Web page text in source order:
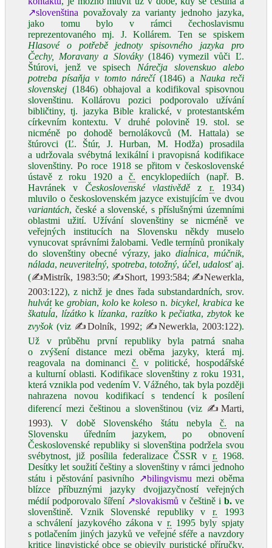
↗slovenština považovaly za varianty jednoho jazyka,
jako tomu bylo v rámci čechoslavismu
reprezentovaného mj. J. Kollárem. Ten se spiskem
Hlasové o potřebě jednoty spisovného jazyka pro
Čechy, Moravany a Slováky(1846) vymezil vůči Ľ.
Štúrovi, jenž ve spisech Nárečja slovenskuo alebo
potreba písaňja v tomto nárečí(1846) a Nauka reči
slovenskej (1846) obhajoval a kodifikoval spisovnou
slovenštinu. Kollárovu pozici podporovalo užívání
bibličtiny, tj. jazyka Bible kralické, v protestantském
církevním kontextu. V druhé polovině 19. stol. se
nicméně po dohodě bernolákovců (M. Hattala) se
štúrovci (Ľ. Štúr, J. Hurban, M. Hodža) prosadila
a udržovala svébytná lexikální i pravopisná kodifikace
slovenštiny. Po roce 1918 se přitom v československé
ústavě z roku 1920 ač. encyklopediích (např. B.
Havránek v Československé vlastivědě z r. 1934)
mluvilo o československém jazyce existujícím ve dvou
variantách, české a slovenské, s příslušnými územními
oblastmi užití. Užívání slovenštiny se nicméně ve
veřejných institucích na Slovensku někdy muselo
vynucovat správními žalobami. Vedle termínů pronikaly
do slovenštiny obecné výrazy, jakodiaĺnica, múčnik,
nálada,neuveriteĺný, spotreba,totožný, účel,udalosťaj.
(✍Mistrík, 1983:50; ✍Short, 1993:584; ✍Newerkla,
2003:122), z nichž je dnes řada substandardních, srov.
hulvátke grobian, kolokekoleso n.bicykel, krabicake
škatuĺa, lízátkok lízanka, razítkokpečiatka,zbytokke
zvyšok(viz ✍Dolník, 1992; ✍Newerkla, 2003:122).
Už v průběhu první republiky byla patrná snaha
o zvýšení distance mezi oběma jazyky, která mj.
reagovala na dominanci č. v politické, hospodářské
a kulturní oblasti. Kodifikace slovenštiny z roku 1931,
která vznikla pod vedením V. Vážného, tak byla později
nahrazena novou kodifikací s tendencí k posílení
diferencí mezi češtinou a slovenštinou (viz ✍Marti,
1993). V době Slovenského štátu nebylač. na
Slovensku úředním jazykem, po obnovení
Československé republiky si slovenština podržela svou
svébytnost, již posílila federalizace ČSSR v r. 1968.
Desítky let soužití češtiny a slovenštiny v rámci jednoho
státu i pěstování pasivního ↗bilingvismu mezi oběma
blízce příbuznými jazyky dvojjazyčností veřejných
médií podporovalo šíření ↗slovakismů v češtině i b.ve
slovenštině. Vznik Slovenské republiky vr. 1993
a schválení jazykového zákona v r. 1995 byly spjaty
s potlačením jiných jazyků ve veřejné sféře a navzdory
kritice lingvistické obce se objevily puristické příručky,